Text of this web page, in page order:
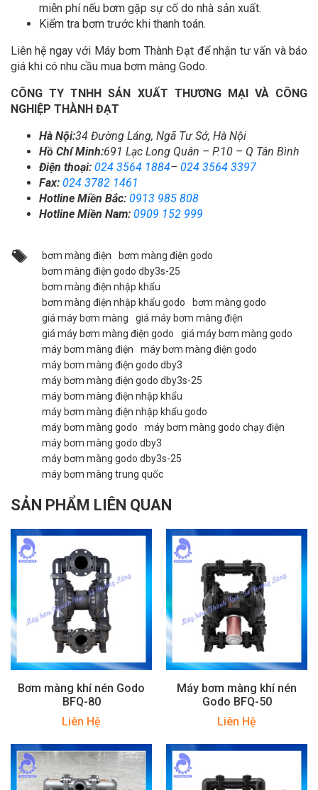
miễn phí nếu bơm gặp sự cố do nhà sản xuất.
Kiểm tra bơm trước khi thanh toán.
Liên hệ ngay với Máy bơm Thành Đạt để nhận tư vấn và báo
giá khi có nhu cầu mua bơm màng Godo.
CÔNG TY TNHH SẢN XUẤT THƯƠNG MẠI VÀ CÔNG
NGHIỆP THÀNH ĐẠT
Hà Nội:34 Đường Láng, Ngã Tư Sở, Hà Nội
Hồ Chí Minh:691 Lạc Long Quân – P.10 – Q Tân Bình
Điện thoại: 024 3564 1884– 024 3564 3397
Fax: 024 3782 1461
Hotline Miền Bắc: 0913 985 808
Hotline Miền Nam: 0909 152 999
bơm màng điện
bơm màng điện godo
bơm màng điện godo dby3s-25
bơm màng điện nhập khẩu
bơm màng điện nhập khẩu godo
bơm màng godo
giá máy bơm màng
giá máy bơm màng điện
giá máy bơm màng điện godo
giá máy bơm màng godo
máy bơm màng điện
máy bơm màng điện godo
máy bơm màng điện godo dby3
máy bơm màng điện godo dby3s-25
máy bơm màng điện nhập khẩu
máy bơm màng điện nhập khẩu godo
máy bơm màng godo
máy bơm màng godo chạy điện
máy bơm màng godo dby3
máy bơm màng godo dby3s-25
máy bơm màng trung quốc
SẢN PHẨM LIÊN QUAN
Bơm màng khí nén Godo
BFQ-80
Liên Hệ
Máy bơm màng khí nén
Godo BFQ-50
Liên Hệ